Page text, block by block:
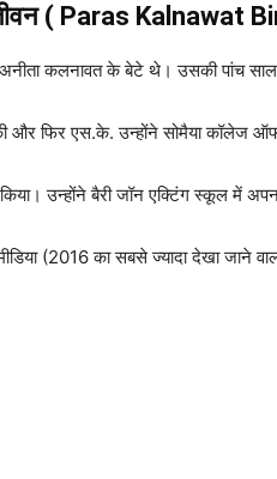
( Paras Kalnawat
कलनावत के बेटे थे। उसकी पांच
और फिर एस.के. उन्होंने सोमैया
उन्होंने बैरी जॉन एक्टिंग स्कूल में
(2016 का सबसे ज्यादा देखा जाने